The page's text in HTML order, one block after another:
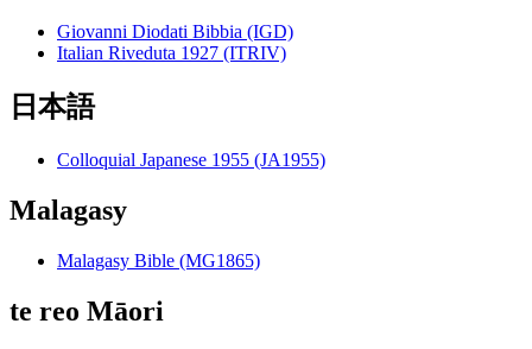
Giovanni Diodati Bibbia (IGD)
Italian Riveduta 1927 (ITRIV)
日本語
Colloquial Japanese 1955 (JA1955)
Malagasy
Malagasy Bible (MG1865)
te reo Māori